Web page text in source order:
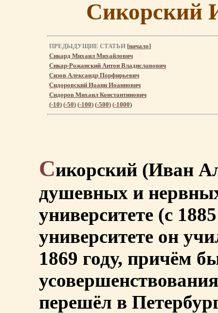
Сикорский
ПРЕДЫДУЩИЕ СТАТЬИ [начало]
Сикард Михаил Михайлович
Сикар-Рожанский Антон Владиславович
Сизов Александр Порфирьевич
Сидоровский Иоанн Иоаннович
Сидоров Михаил Константинович
(-10) (-50) (-100) (-500) (-1000)
Сикорский (Иван
душевных и
университете (с
университете он
1869 году, причём
перешёл в